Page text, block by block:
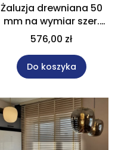
Żaluzja drewniana 50
mm na wymiar szer.
80x80 cm do pokoju
576,00 zł
Do koszyka